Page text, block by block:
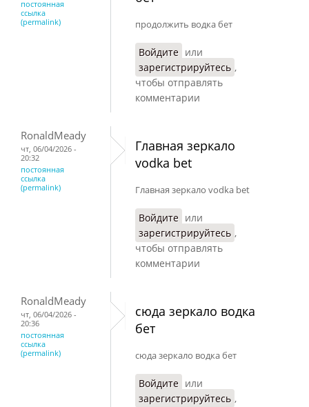
постоянная
ссылка
(permalink)
продолжить водка бет
Войдите или
зарегистрируйтесь ,
чтобы отправлять
комментарии
RonaldMeady
чт, 06/04/2026 -
20:32
постоянная
ссылка
(permalink)
Главная зеркало
vodka bet
Главная зеркало vodka bet
Войдите или
зарегистрируйтесь ,
чтобы отправлять
комментарии
RonaldMeady
чт, 06/04/2026 -
20:36
постоянная
ссылка
(permalink)
сюда зеркало водка
бет
сюда зеркало водка бет
Войдите или
зарегистрируйтесь ,